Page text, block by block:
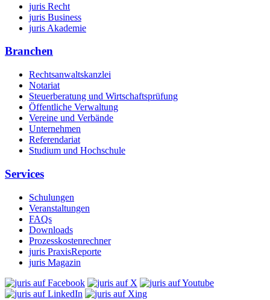
juris Recht
juris Business
juris Akademie
Branchen
Rechtsanwaltskanzlei
Notariat
Steuerberatung und Wirtschaftsprüfung
Öffentliche Verwaltung
Vereine und Verbände
Unternehmen
Referendariat
Studium und Hochschule
Services
Schulungen
Veranstaltungen
FAQs
Downloads
Prozesskostenrechner
juris PraxisReporte
juris Magazin